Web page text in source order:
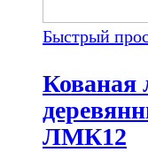
Быстрый
Кованая
ЛМК12